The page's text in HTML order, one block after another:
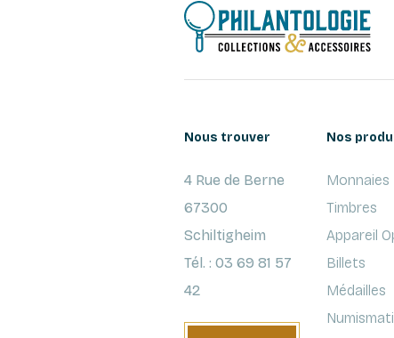
Nous trouver
4 Rue de Berne
67300
Schiltigheim
Tél. : 03 69 81 57
42
Nos
Monnaies
Timbres
Appareil
Billets
Médailles